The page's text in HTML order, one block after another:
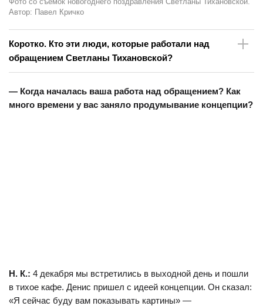
Автор: Павел Кричко
Коротко. Кто эти люди, которые работали над
обращением Светланы Тихановской?
коммуникационного отдела Офиса Тихановской, главный
редактор KYKY.org с 2017 года.
Настя Костюгова. Фото предоставлено командой Светланы
Тихановской. Автор: Павел Кричко
— Когда началась ваша работа над обращением? Как
много времени у вас заняло продумывание концепции?
Н. К.: 4 декабря мы встретились в выходной день и пошли
в тихое кафе. Денис пришел с идеей концепции. Он сказал:
«Я сейчас буду вам показывать картины» —